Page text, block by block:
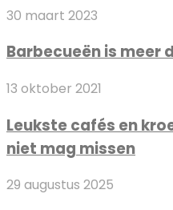
Dongen:
weten
over
haar
partner
Barbecueën
meer
alleen
koken
30 maart 2023
Barbecueën is meer
Leukste
en
kroegen
Leiden
13 oktober 2021
Leukste cafés en
niet mag missen
De
29 augustus 2025